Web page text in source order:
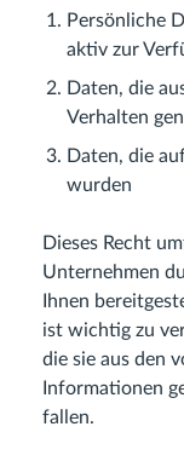
Persönliche
aktiv zur
Daten, die
Verhalten
Daten, die
wurden
Dieses Recht
Unternehmen
Ihnen
ist wichtig zu
die sie aus den
Informationen
fallen.